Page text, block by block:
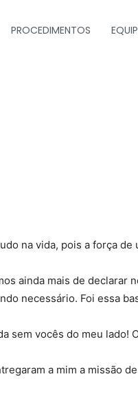
PROCEDIMENTOS
na vida, pois a força de
ainda mais de declarar
necessário. Foi essa
sem vocês do meu lado!
a mim a missão